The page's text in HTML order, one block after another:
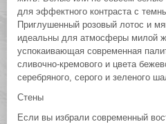
для эффектного контраста с
Приглушенный розовый лотос и
идеальны для атмосферы милой
успокаивающая современная
сливочно-кремового и цвета
серебряного, серого и зеленого
Стены
Если вы избрали современный